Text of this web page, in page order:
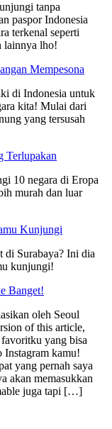
tanpa
paspor Indonesia
terkenal seperti
lainnya lho!
Mempesona
di Indonesia untuk
kita! Mulai dari
yang tersusah
Terlupakan
10 negara di Eropa
murah dan luar
Kunjungi
di Surabaya? Ini dia
kunjungi!
Banget!
oleh Seoul
of this article,
yang bisa
kamu!
yang pernah saya
akan memasukkan
juga tapi […]